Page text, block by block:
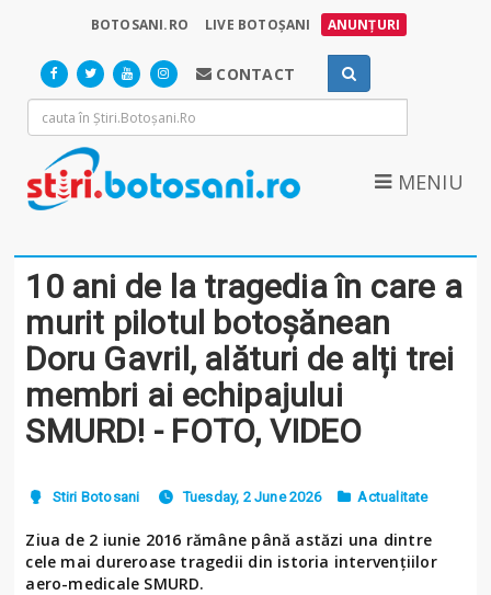
BOTOSANI.RO LIVE BOTOȘANI ANUNȚURI
CONTACT
MENIU
10 ani de la tragedia în care a
murit pilotul botoșănean
Doru Gavril, alături de alți trei
membri ai echipajului
SMURD! - FOTO, VIDEO
Stiri Botosani Tuesday, 2 June 2026 Actualitate
Ziua de 2 iunie 2016 rămâne până astăzi una dintre
cele mai dureroase tragedii din istoria intervenţiilor
aero-medicale SMURD.